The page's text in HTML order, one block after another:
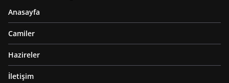
Anasayfa
Camiler
Hazireler
İletişim